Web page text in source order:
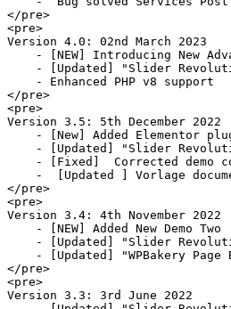
</pre>
<pre>
Version 4.0: 02nd March 2023
- [NEW] Introducing New
- [Updated] "Slider
    - Enhanced PHP v8 support
</pre>
<pre>
Version 3.5: 5th December 2022
- [New] Added Elementor
- [Updated] "Slider
- [Fixed]  Corrected demo
-  [Updated ] Vorlage
</pre>
<pre>
Version 3.4: 4th November 2022
    - [NEW] Added New Demo Two
- [Updated] "Slider
- [Updated] "WPBakery Page
</pre>
<pre>
Version 3.3: 3rd June 2022